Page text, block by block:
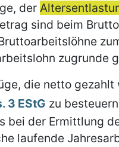
der
sind beim
zugrunde
die netto
3 EStG zu
bei der Ermittlung
laufende